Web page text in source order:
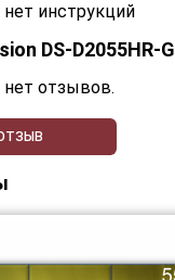
инструкций
DS-D2055HR-G
нет отзывов.